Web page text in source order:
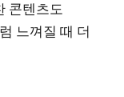
콘텐츠도
느껴질 때 더